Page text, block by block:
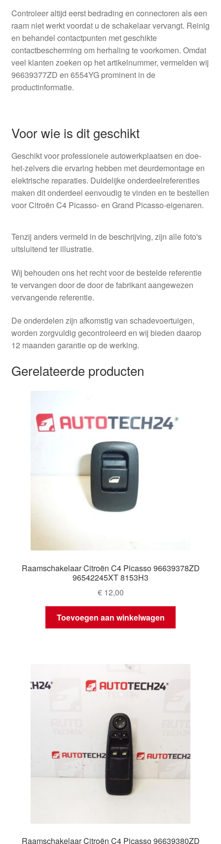
Controleer altijd eerst bedrading en connectoren als een
raam niet werkt voordat u de schakelaar vervangt. Reinig
en behandel contactpunten met geschikte
contactbescherming om herhaling te voorkomen. Omdat
veel klanten zoeken op het artikelnummer, vermelden wij
96639377ZD en 6554YG prominent in de
productinformatie.
Voor wie is dit geschikt
Geschikt voor professionele autowerkplaatsen en doe-
het-zelvers die ervaring hebben met deurdemontage en
elektrische reparaties. Duidelijke onderdeelreferenties
maken dit onderdeel eenvoudig te vinden en te bestellen
voor Citroën C4 Picasso- en Grand Picasso-eigenaren.
Tenzij anders vermeld in de beschrijving, zijn alle foto's
uitsluitend ter illustratie.
Wij behouden ons het recht voor de bestelde referentie
te vervangen door de door de fabrikant aangewezen
vervangende referentie.
De onderdelen zijn afkomstig van schadevoertuigen,
worden zorgvuldig gecontroleerd en wij bieden daarop
12 maanden garantie op de werking.
Gerelateerde producten
Raamschakelaar Citroën C4 Picasso 96639378ZD
96542245XT 8153H3
€12,00
Toevoegen aan winkelwagen
Raamschakelaar Citroën C4 Picasso 96639380ZD